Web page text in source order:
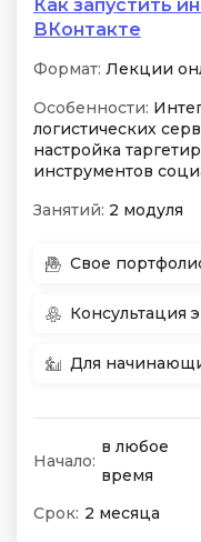
Как запустить
ВКонтакте
Формат: Лекции
Особенности:
логистических
настройка
инструментов
Занятий: 2 модуля
Свое
Консультация
Для
Начало:
в любое
время
Срок: 2 месяца